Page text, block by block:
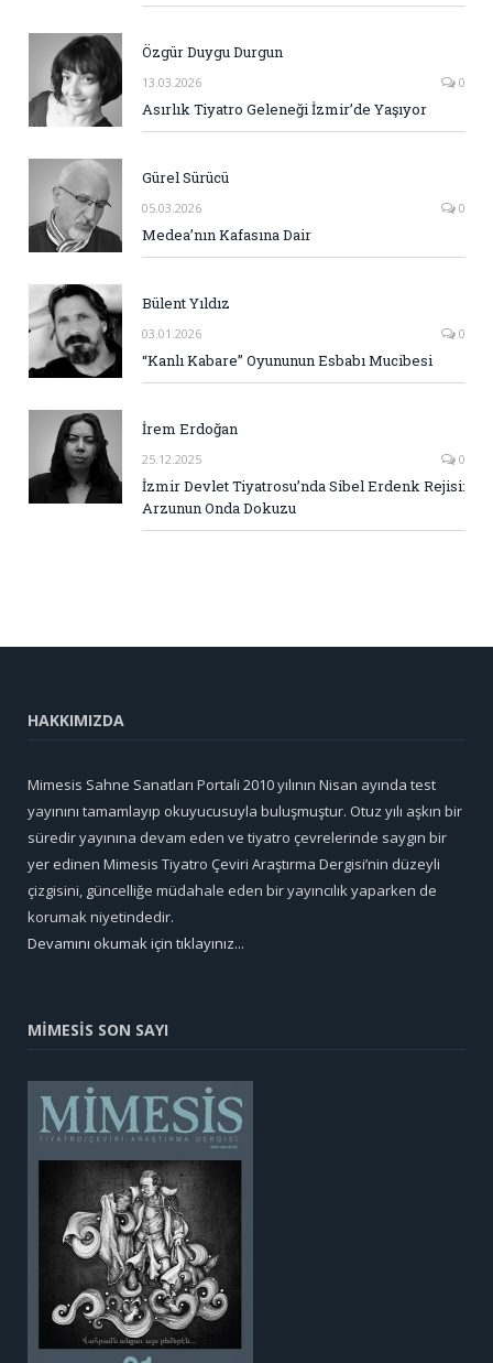
Özgür Duygu Durgun
13.03.2026 0
Asırlık Tiyatro Geleneği İzmir’de Yaşıyor
Gürel Sürücü
05.03.2026 0
Medea’nın Kafasına Dair
Bülent Yıldız
03.01.2026 0
“Kanlı Kabare” Oyununun Esbabı Mucibesi
İrem Erdoğan
25.12.2025 0
İzmir Devlet Tiyatrosu’nda Sibel Erdenk Rejisi:
Arzunun Onda Dokuzu
HAKKIMIZDA
Mimesis Sahne Sanatları Portali 2010 yılının Nisan ayında test
yayınını tamamlayıp okuyucusuyla buluşmuştur. Otuz yılı aşkın bir
süredir yayınına devam eden ve tiyatro çevrelerinde saygın bir
yer edinen Mimesis Tiyatro Çeviri Araştırma Dergisi’nin düzeyli
çizgisini, güncelliğe müdahale eden bir yayıncılık yaparken de
korumak niyetindedir.
Devamını okumak için tıklayınız...
MİMESİS SON SAYI